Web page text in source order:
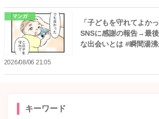
マンガ
「子どもを守れてよか
SNSに感謝の報告→最
な出会いとは #瞬間湯
2026/08/06 21:05
キーワード